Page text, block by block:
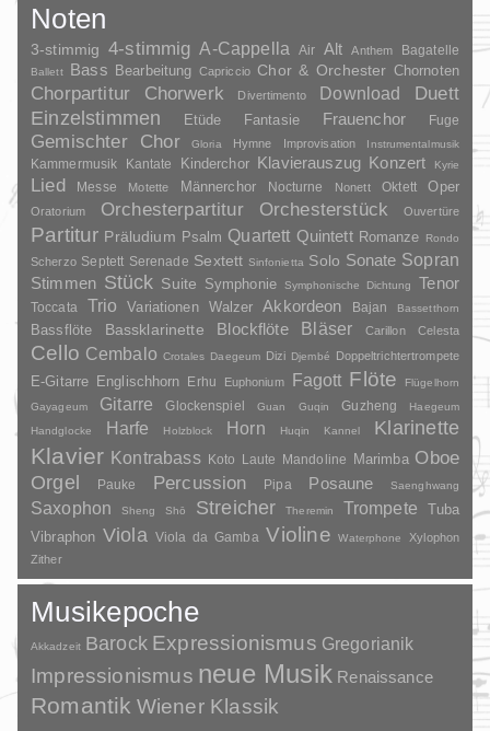
Noten
3-stimmig 4-stimmig A-Cappella Air Alt Anthem Bagatelle
Ballett Bass Bearbeitung Capriccio Chor & Orchester Chornoten
Chorpartitur Chorwerk Divertimento Download
Duett
Einzelstimmen
Etüde Fantasie Frauenchor Fuge
Gemischter Chor Gloria Hymne Improvisation Instrumentalmusik
Kammermusik Kantate Kinderchor Klavierauszug Konzert Kyrie
Lied Messe Motette Männerchor Nocturne Nonett Oktett Oper
Oratorium Orchesterpartitur Orchesterstück Ouvertüre
Partitur Präludium Psalm Quartett Quintett Romanze Rondo
Scherzo Septett Serenade Sextett Sinfonietta Solo Sonate Sopran
Stimmen Stück Suite Symphonie Symphonische Dichtung Tenor
Toccata Trio Variationen Walzer Akkordeon Bajan Bassetthorn
Bassflöte Bassklarinette Blockflöte Bläser Carillon Celesta
Cello Cembalo Crotales Daegeum Dizi Djembé Doppeltrichtertrompete
E-Gitarre Englischhorn Erhu Euphonium Fagott Flöte
Flügelhorn
Gayageum
Gitarre Glockenspiel Guan Guqin Guzheng
Haegeum
Handglocke
Harfe Holzblock Horn Huqin Kannel Klarinette
Klavier Kontrabass Koto Laute Mandoline Marimba Oboe
Orgel Pauke Percussion Pipa Posaune Saenghwang
Saxophon Sheng Shō Streicher Theremin Trompete
Tuba
Vibraphon Viola Viola da Gamba Violine Waterphone
Xylophon
Zither
Musikepoche
Akkadzeit Barock Expressionismus Gregorianik
Impressionismus neue Musik Renaissance
Romantik Wiener Klassik